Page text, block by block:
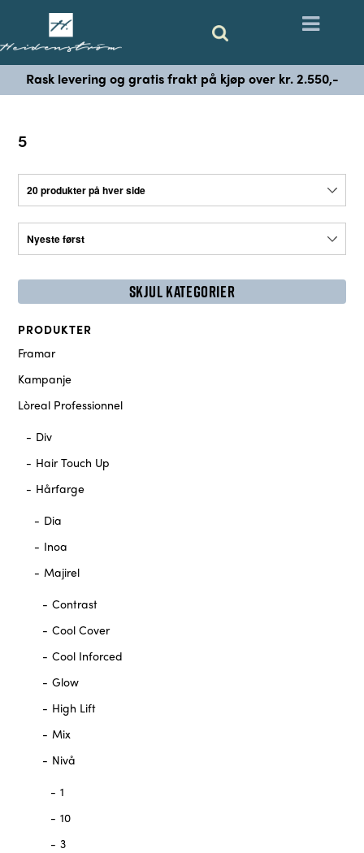
Rask levering og gratis frakt på kjøp over kr. 2.550,-
5
SKJUL KATEGORIER
PRODUKTER
Framar
Kampanje
Lòreal Professionnel
Div
Hair Touch Up
Hårfarge
Dia
Inoa
Majirel
Contrast
Cool Cover
Cool Inforced
Glow
High Lift
Mix
Nivå
1
10
3